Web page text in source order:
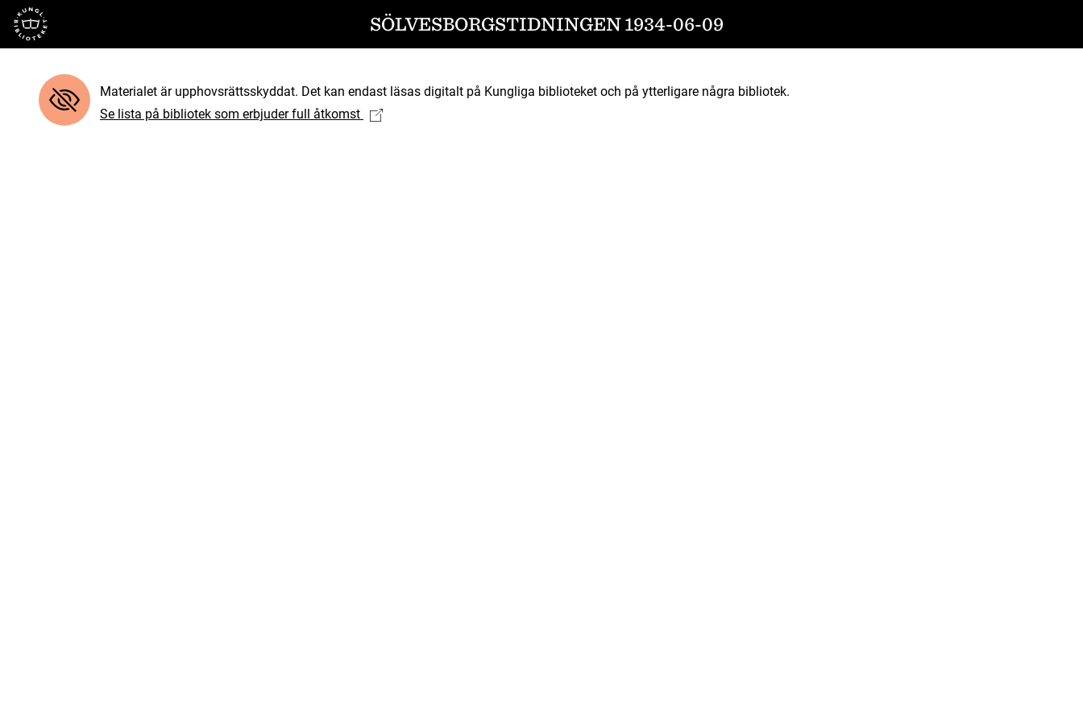
Till startsidan SÖLVESBORGSTIDNINGEN 1934-06-09
Materialet är upphovsrättsskyddat. Det kan endast läsas digitalt på Kungliga biblioteket och på ytterligare några bibliotek.
Se lista på bibliotek som erbjuder full åtkomst